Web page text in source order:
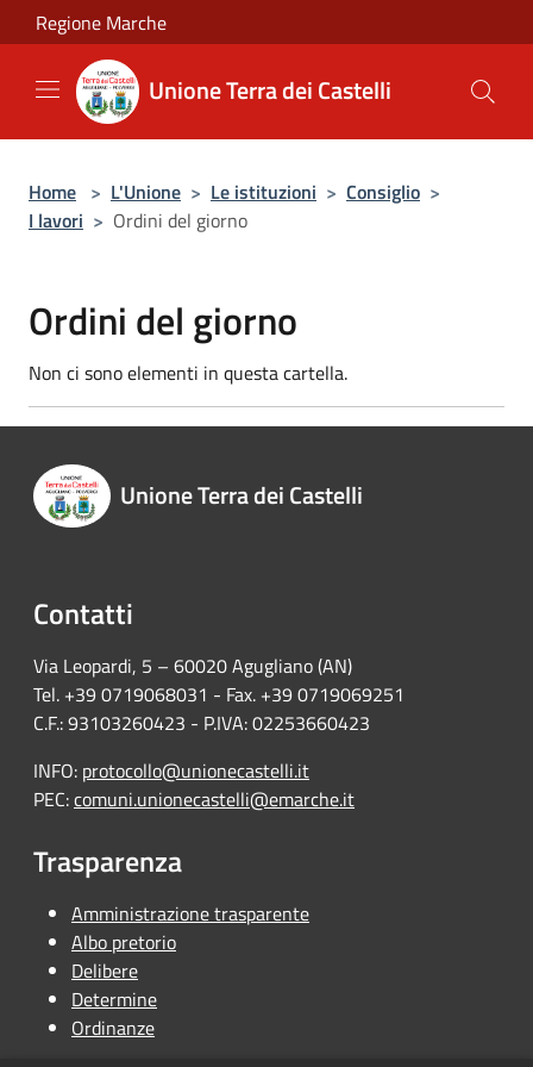
Salta al contenuto principale
Regione Marche
Unione Terra dei Castelli
Home > L'Unione > Le istituzioni > Consiglio >
I lavori > Ordini del giorno
Ordini del giorno
Non ci sono elementi in questa cartella.
Unione Terra dei Castelli
Contatti
Via Leopardi, 5 – 60020 Agugliano (AN)
Tel. +39 0719068031 - Fax. +39 0719069251
C.F.: 93103260423 - P.IVA: 02253660423
INFO: protocollo@unionecastelli.it
PEC:comuni.unionecastelli@emarche.it
Trasparenza
Amministrazione trasparente
Albo pretorio
Delibere
Determine
Ordinanze